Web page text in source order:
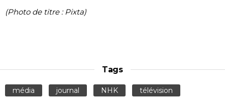
(Photo de titre : Pixta)
Tags
média journal NHK télévision